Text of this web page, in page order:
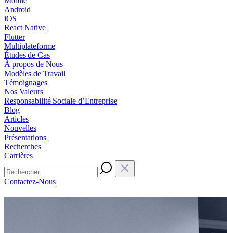
Android
iOS
React Native
Flutter
Multiplateforme
Études de Cas
À propos de Nous
Modèles de Travail
Témoignages
Nos Valeurs
Responsabilité Sociale d’Entreprise
Blog
Articles
Nouvelles
Présentations
Recherches
Carrières
Contactez-Nous